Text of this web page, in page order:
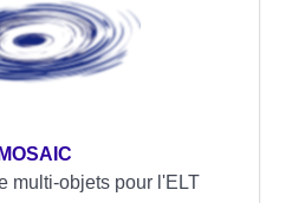
MOSAIC
multi-objets pour l'ELT